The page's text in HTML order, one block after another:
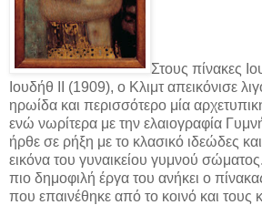
Στους πίνακες
Ιουδήθ ΙΙ (1909), ο Κλιμτ απεικόνισε
ηρωίδα και περισσότερο μία
ενώ νωρίτερα με την ελαιογραφία
ήρθε σε ρήξη με το κλασικό ιδεώδες και
εικόνα του γυναικείου γυμνού
πιο δημοφιλή έργα του ανήκει ο
που επαινέθηκε από το κοινό και τους